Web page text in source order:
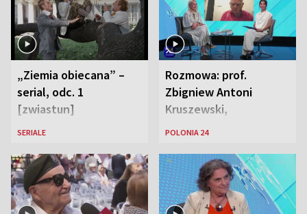
„Ziemia obiecana” –
serial, odc. 1
[zwiastun]
SERIALE
Rozmowa: prof.
Zbigniew Antoni
Kruszewski,
Powstaniec
Zaryan, piosenkarka
POLONIA 24